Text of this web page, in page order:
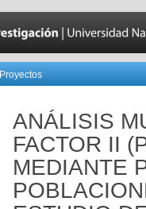
Proyectos
ANÁLISIS
FACTOR II
MEDIANTE